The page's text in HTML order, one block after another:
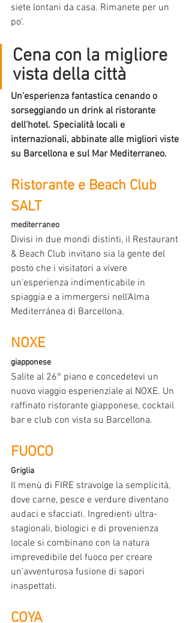
siete lontani da casa. Rimanete per un
po'.
Cena con la migliore
vista della città
Un'esperienza fantastica cenando o
sorseggiando un drink al ristorante
dell'hotel. Specialità locali e
internazionali, abbinate alle migliori viste
su Barcellona e sul Mar Mediterraneo.
Ristorante e Beach Club
SALT
mediterraneo
Divisi in due mondi distinti, il Restaurant
& Beach Club invitano sia la gente del
posto che i visitatori a vivere
un'esperienza indimenticabile in
spiaggia e a immergersi nell'Alma
Mediterránea di Barcellona.
NOXE
giapponese
Salite al 26° piano e concedetevi un
nuovo viaggio esperienziale al NOXE. Un
raffinato ristorante giapponese, cocktail
bar e club con vista su Barcellona.
FUOCO
Griglia
Il menù di FIRE stravolge la semplicità,
dove carne, pesce e verdure diventano
audaci e sfacciati. Ingredienti ultra-
stagionali, biologici e di provenienza
locale si combinano con la natura
imprevedibile del fuoco per creare
un'avventurosa fusione di sapori
inaspettati.
COYA